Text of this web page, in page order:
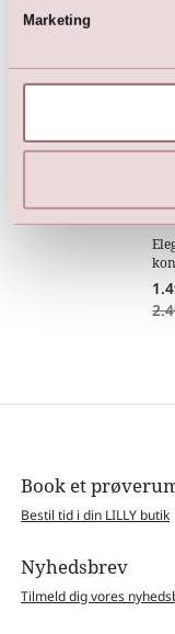
Marketing
Book et
Bestil tid i din LILLY butik
Nyhedsbrev
Tilmeld dig vores